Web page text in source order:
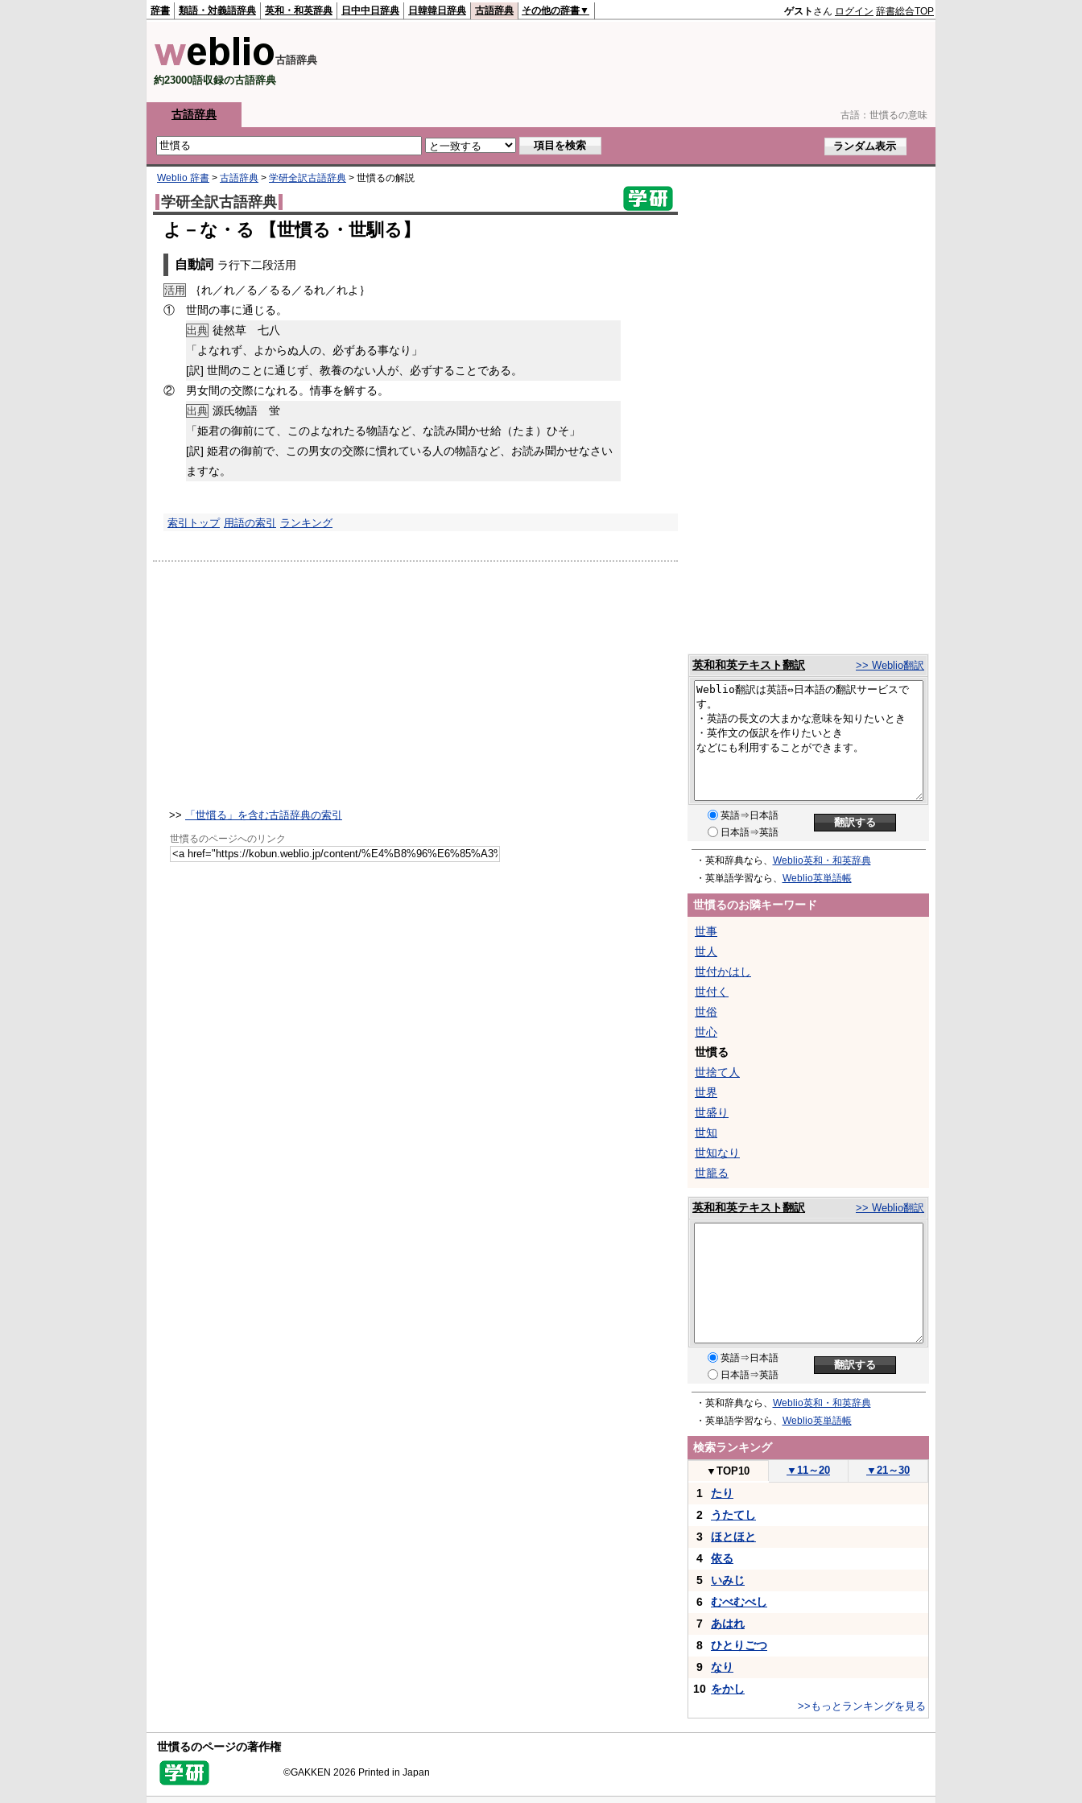
古語： 世慣るの意味
辞書 類語・対義語辞典 英和・和英辞典 日中中日辞典 日韓韓日辞典 古語辞典 その他の辞書▼ ゲスト さん ログイン 辞書総合TOP
古語辞典
約23000語収録の古語辞典
古語辞典
Weblio 辞書 > 古語辞典 > 学研全訳古語辞典 > 世慣るの解説
学研全訳古語辞典
よ－な・る 【世慣る・世馴る】
自動詞 ラ行下二段活用
活用
｛れ／れ／る／るる／るれ／れよ｝
①
世間の事に通じる。
出典 徒然草 七八
「よなれず、よからぬ人の、必ずある事なり」
[訳] 世間のことに通じず、教養のない人が、必ずすることである。
②
男女間の交際になれる。情事を解する。
出典 源氏物語 蛍
「姫君の御前にて、このよなれたる物語など、な読み聞かせ給（たま）ひそ」
[訳] 姫君の御前で、この男女の交際に慣れている人の物語など、お読み聞かせなさい
ますな。
索引トップ 用語の索引 ランキング
>> 「世慣る」を含む古語辞典の索引
世慣るのページへのリンク
英和和英テキスト翻訳 >> Weblio翻訳
英語⇒日本語
日本語⇒英語
・英和辞典なら、 Weblio英和・和英辞典
・英単語学習なら、 Weblio英単語帳
世慣るのお隣キーワード
世事
世人
世付かはし
世付く
世俗
世心
世慣る
世捨て人
世界
世盛り
世知
世知なり
世籠る
英和和英テキスト翻訳 >> Weblio翻訳
英語⇒日本語
日本語⇒英語
・英和辞典なら、 Weblio英和・和英辞典
・英単語学習なら、 Weblio英単語帳
検索ランキング
▼ TOP10 ▼ 11～20 ▼ 21～30
1
たり
2
うたてし
3
ほとほと
4
依る
5
いみじ
6
むべむべし
7
あはれ
8
ひとりごつ
9
なり
10 をかし
>>もっとランキングを見る
世慣るのページの著作権
©GAKKEN 2026 Printed in Japan